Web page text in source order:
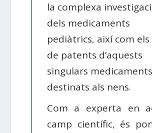
la complexa
dels medicaments
pediàtrics, així com
de patents d’aquests
singulars medicaments
destinats als nens.
Com a experta en
camp científic, és